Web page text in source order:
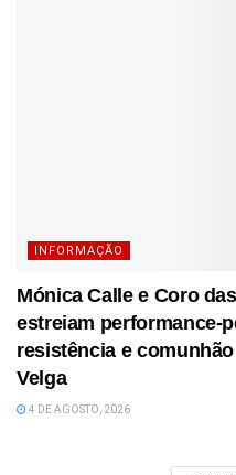
INFORMAÇÃO
Mónica Calle e Coro
estreiam performance-
resistência e
Velga
4 DE AGOSTO, 2026